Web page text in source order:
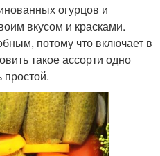
огурцов и
вкусом и красками.
потому что включает в
такое ассорти одно
простой.